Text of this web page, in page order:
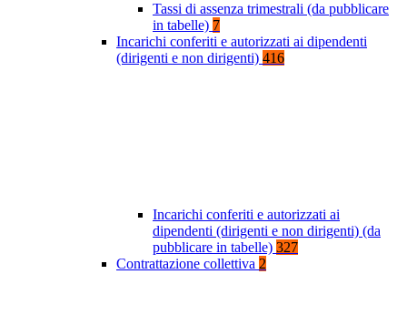
Tassi di assenza trimestrali (da pubblicare
in tabelle) 7
Incarichi conferiti e autorizzati ai dipendenti
(dirigenti e non dirigenti) 416
Incarichi conferiti e autorizzati ai
dipendenti (dirigenti e non dirigenti) (da
pubblicare in tabelle) 327
Contrattazione collettiva 2